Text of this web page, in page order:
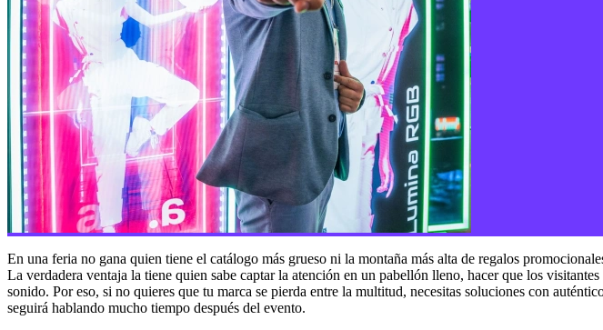
En una feria no gana quien tiene el catálogo más grueso ni la montaña más alta de regalos
La verdadera ventaja la tiene quien sabe captar la atención en un pabellón lleno, hacer que los
sonido. Por eso, si no quieres que tu marca se pierda entre la multitud, necesitas soluciones con
seguirá hablando mucho tiempo después del evento.